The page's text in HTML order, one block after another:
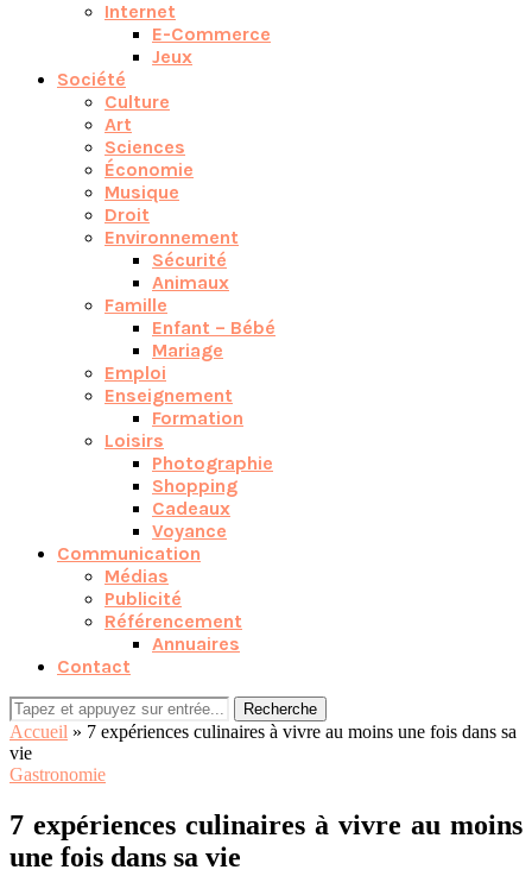
Internet
E-Commerce
Jeux
Société
Culture
Art
Sciences
Économie
Musique
Droit
Environnement
Sécurité
Animaux
Famille
Enfant – Bébé
Mariage
Emploi
Enseignement
Formation
Loisirs
Photographie
Shopping
Cadeaux
Voyance
Communication
Médias
Publicité
Référencement
Annuaires
Contact
Recherche
Accueil » 7 expériences culinaires à vivre au moins une fois dans sa
vie
Gastronomie
7 expériences culinaires à vivre au moins
une fois dans sa vie